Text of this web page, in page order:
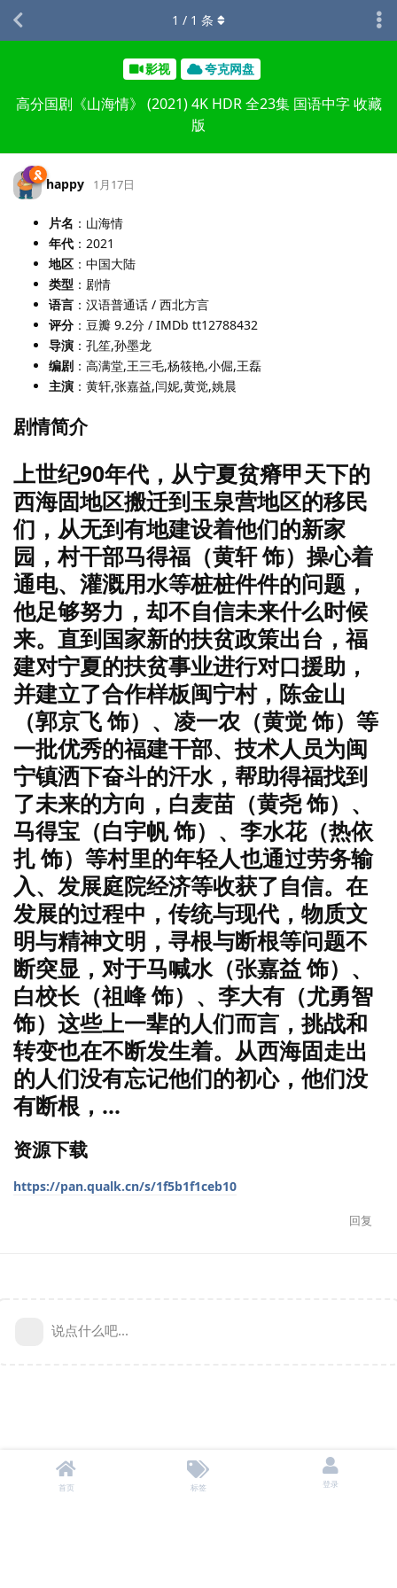
影视 夸克网盘
高分国剧《山海情》 (2021) 4K HDR 全23集 国语中字 收藏
版
1 / 1 条
happy 1月17日
片名 ：山海情
年代 ：2021
地区 ：中国大陆
类型 ：剧情
语言 ：汉语普通话 / 西北方言
评分 ：豆瓣 9.2分 / IMDb tt12788432
导演 ：孔笙,孙墨龙
编剧 ：高满堂,王三毛,杨筱艳,小倔,王磊
主演 ：黄轩,张嘉益,闫妮,黄觉,姚晨
剧情简介
上世纪90年代，从宁夏贫瘠甲天下的
西海固地区搬迁到玉泉营地区的移民
们，从无到有地建设着他们的新家
园，村干部马得福（黄轩 饰）操心着
通电、灌溉用水等桩桩件件的问题，
他足够努力，却不自信未来什么时候
来。直到国家新的扶贫政策出台，福
建对宁夏的扶贫事业进行对口援助，
并建立了合作样板闽宁村，陈金山
（郭京飞 饰）、凌一农（黄觉 饰）等
一批优秀的福建干部、技术人员为闽
宁镇洒下奋斗的汗水，帮助得福找到
了未来的方向，白麦苗（黄尧 饰）、
马得宝（白宇帆 饰）、李水花（热依
扎 饰）等村里的年轻人也通过劳务输
入、发展庭院经济等收获了自信。在
发展的过程中，传统与现代，物质文
明与精神文明，寻根与断根等问题不
断突显，对于马喊水（张嘉益 饰）、
白校长（祖峰 饰）、李大有（尤勇智
饰）这些上一辈的人们而言，挑战和
转变也在不断发生着。从西海固走出
的人们没有忘记他们的初心，他们没
有断根，...
资源下载
https://pan.qualk.cn/s/1f5b1f1ceb10
回复
说点什么吧...
首页 标签 登录